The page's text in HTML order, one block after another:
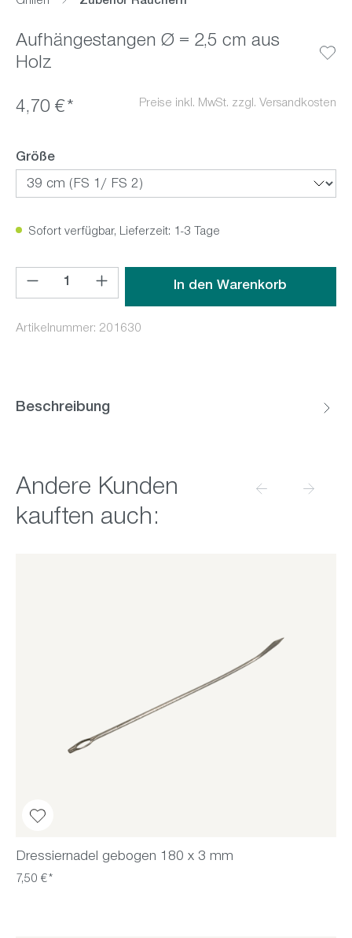
Aufhängestangen Ø = 2,5 cm aus
Holz
4,70 €* Preise inkl. MwSt. zzgl. Versandkosten
Größeauswählen
Sofort verfügbar, Lieferzeit: 1-3 Tage
Produkt Anzahl: Gib den gewünschten Wert ein oder
In den Warenkorb
Artikelnummer: 201630
Beschreibung
Produktgalerie überspringen
Andere Kunden
kauften auch:
Dressiernadel gebogen 180 x 3 mm
7,50 €*